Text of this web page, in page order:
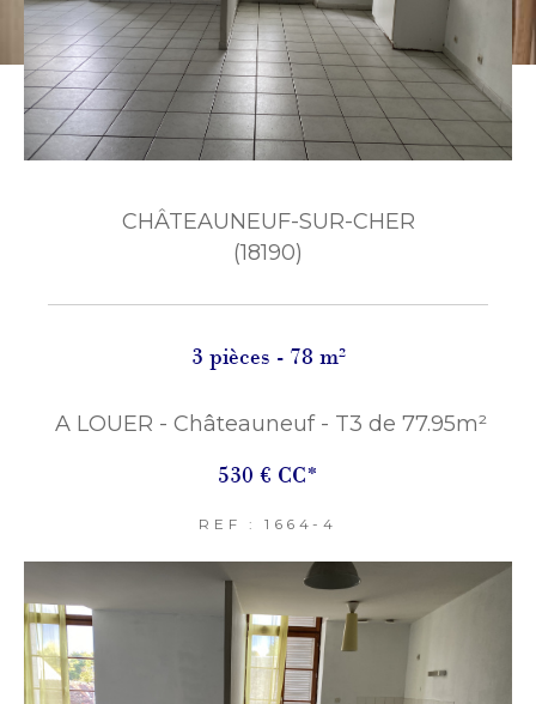
CHÂTEAUNEUF-SUR-CHER
(18190)
3 pièces - 78 m²
A LOUER - Châteauneuf - T3 de 77.95m²
530 € CC*
REF : 1664-4